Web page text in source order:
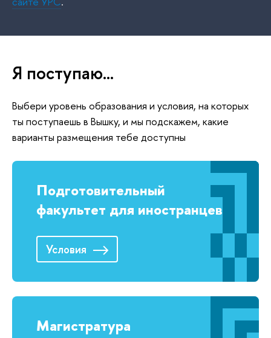
Я поступаю...
Выбери уровень образования и условия, на которых
ты поступаешь в Вышку, и мы подскажем, какие
варианты размещения тебе доступны
Подготовительный
факультет для иностранцев
Условия
Магистратура